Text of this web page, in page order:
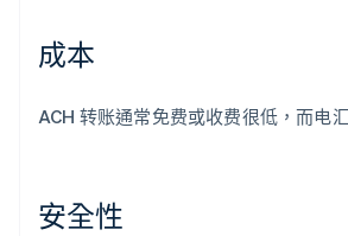
成本
ACH 转账通常免费或收费很低，而电
安全性